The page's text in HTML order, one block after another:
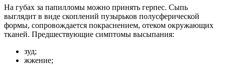
На губах за папилломы можно принять герпес. Сыпь
выглядит в виде скоплений пузырьков полусферической
формы, сопровождается покраснением, отеком окружающих
тканей. Предшествующие симптомы высыпания:
зуд;
жжение;